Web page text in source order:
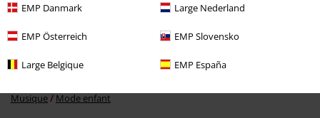
EMP Danmark Large Nederland
EMP Österreich EMP Slovensko
Large Belgique EMP España
Musique Top Bands
Musique Mode enfant